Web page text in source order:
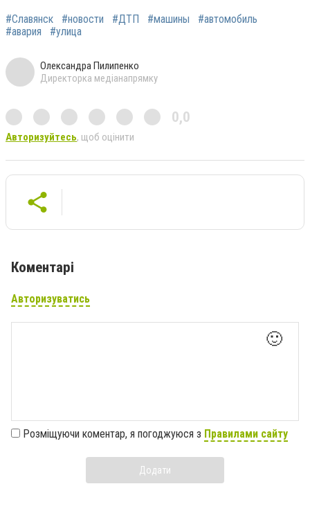
#Славянск #новости #ДТП #машины
#автомобиль
#авария
#улица
Олександра Пилипенко
Директорка медіанапрямку
0,0
Авторизуйтесь, щоб оцінити
Коментарі
Авторизуватись
🙂
Розміщуючи коментар, я погоджуюся з Правилами сайту
Додати